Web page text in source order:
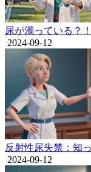
尿が濁っている？
2024-09-12
反射性尿失禁：知
2024-09-12